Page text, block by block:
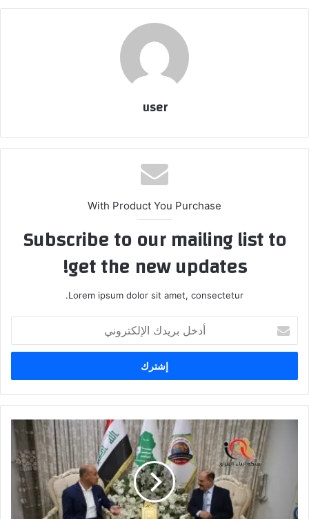
user
With Product You Purchase
Subscribe to our mailing list to
get the new updates!
Lorem ipsum dolor sit amet, consectetur.
بريدك
الإلكتروني
بروتوكول
العراقي